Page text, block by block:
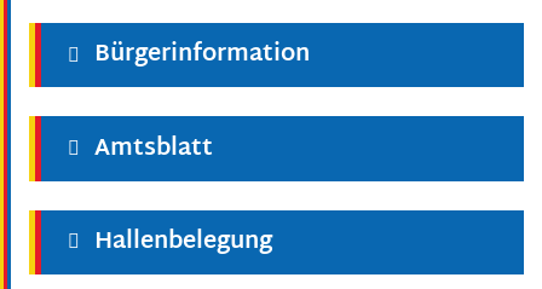
Bürgerinformation
Amtsblatt
Hallenbelegung